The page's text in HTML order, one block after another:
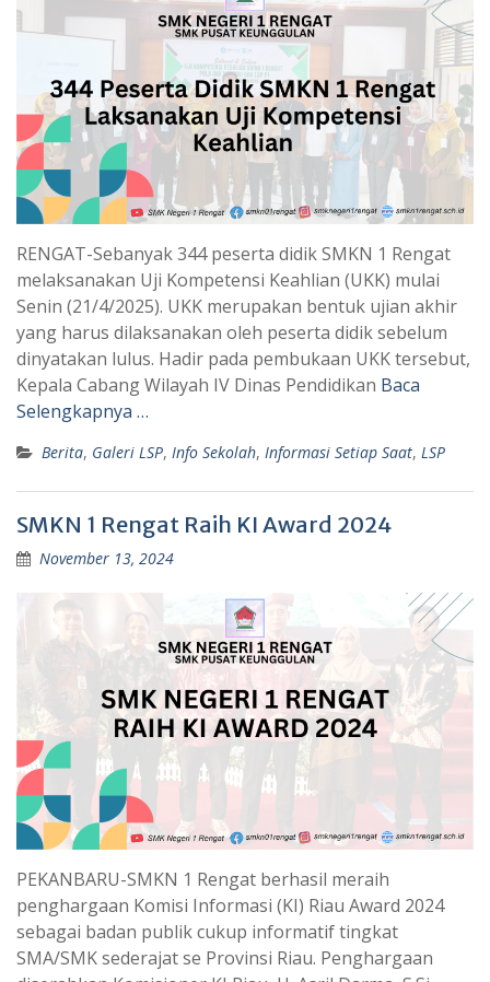
RENGAT-Sebanyak 344 peserta didik SMKN 1 Rengat
melaksanakan Uji Kompetensi Keahlian (UKK) mulai
Senin (21/4/2025). UKK merupakan bentuk ujian akhir
yang harus dilaksanakan oleh peserta didik sebelum
dinyatakan lulus. Hadir pada pembukaan UKK tersebut,
Kepala Cabang Wilayah IV Dinas Pendidikan Baca
Selengkapnya …
Berita, Galeri LSP, Info Sekolah, Informasi Setiap Saat, LSP
SMKN 1 Rengat Raih KI Award 2024
November 13, 2024
PEKANBARU-SMKN 1 Rengat berhasil meraih
penghargaan Komisi Informasi (KI) Riau Award 2024
sebagai badan publik cukup informatif tingkat
SMA/SMK sederajat se Provinsi Riau. Penghargaan